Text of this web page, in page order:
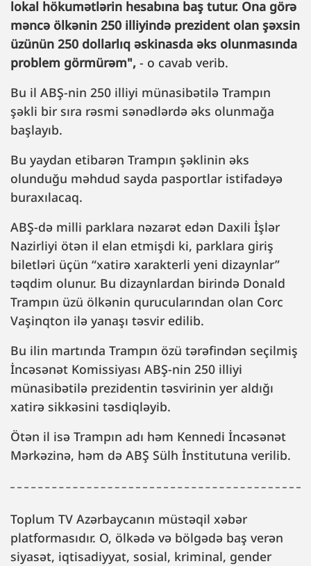
lokal hökumətlərin hesabına baş tutur. Ona görə
məncə ölkənin 250 illiyində prezident olan şəxsin
üzünün 250 dollarlıq əskinasda əks olunmasında
problem görmürəm", - o cavab verib.
Bu il ABŞ-nin 250 illiyi münasibətilə Trampın
şəkli bir sıra rəsmi sənədlərdə əks olunmağa
başlayıb.
Bu yaydan etibarən Trampın şəklinin əks
olunduğu məhdud sayda pasportlar istifadəyə
buraxılacaq.
ABŞ-də milli parklara nəzarət edən Daxili İşlər
Nazirliyi ötən il elan etmişdi ki, parklara giriş
biletləri üçün “xatirə xarakterli yeni dizaynlar”
təqdim olunur. Bu dizaynlardan birində Donald
Trampın üzü ölkənin qurucularından olan Corc
Vaşinqton ilə yanaşı təsvir edilib.
Bu ilin martında Trampın özü tərəfindən seçilmiş
İncəsənət Komissiyası ABŞ-nin 250 illiyi
münasibətilə prezidentin təsvirinin yer aldığı
xatirə sikkəsini təsdiqləyib.
Ötən il isə Trampın adı həm Kennedi İncəsənət
Mərkəzinə, həm də ABŞ Sülh İnstitutuna verilib.
Toplum TV Azərbaycanın müstəqil xəbər
platformasıdır. O, ölkədə və bölgədə baş verən
siyasət, iqtisadiyyat, sosial, kriminal, gender